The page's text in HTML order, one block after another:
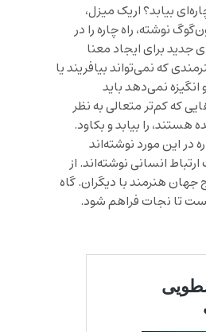
بیابد؟ اریک میزل،
نوشته، راه چاره را در
برای ایجاد معنا
که نمی‌تواند بیافریند یا
نمی‌دهد باید
که کم‌تر متعالی به نظر
را بیابد و بکاود.
در این مورد نوشته‌اند
انسانی نوشته‌اند. از
هنرمند با دیگران. گاه
تا نجات فراهم شود.